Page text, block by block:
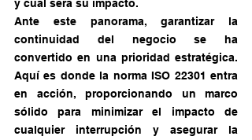
y cuál será su impacto.
Ante este panorama, garantizar la
continuidad del negocio se ha
convertido en una prioridad estratégica.
Aquí es donde la norma ISO 22301 entra
en acción, proporcionando un marco
sólido para minimizar el impacto de
cualquier interrupción y asegurar la